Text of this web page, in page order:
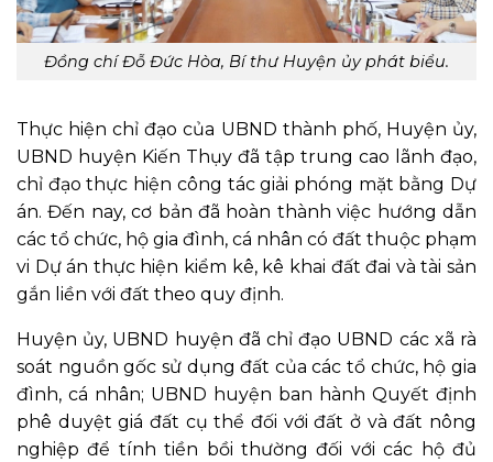
Đồng chí Đỗ Đức Hòa, Bí thư Huyện ủy phát biểu.
Thực hiện chỉ đạo của UBND thành phố, Huyện ủy,
UBND huyện Kiến Thụy đã tập trung cao lãnh đạo,
chỉ đạo thực hiện công tác giải phóng mặt bằng Dự
án. Đến nay, cơ bản đã hoàn thành việc hướng dẫn
các tổ chức, hộ gia đình, cá nhân có đất thuộc phạm
vi Dự án thực hiện kiểm kê, kê khai đất đai và tài sản
gắn liền với đất theo quy định.
Huyện ủy, UBND huyện đã chỉ đạo UBND các xã rà
soát nguồn gốc sử dụng đất của các tổ chức, hộ gia
đình, cá nhân; UBND huyện ban hành Quyết định
phê duyệt giá đất cụ thể đối với đất ở và đất nông
nghiệp để tính tiền bồi thường đối với các hộ đủ